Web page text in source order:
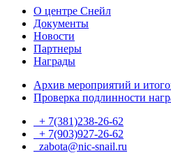
О центре Снейл
Документы
Новости
Партнеры
Награды
Архив мероприятий и
Проверка подлинности
+ 7(381)238-26-62
+ 7(903)927-26-62
zabota@nic-snail.ru